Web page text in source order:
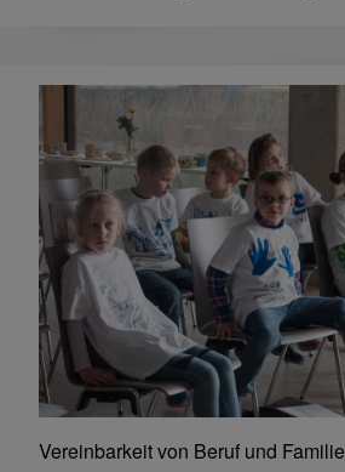
Vereinbarkeit von Beruf und Familie